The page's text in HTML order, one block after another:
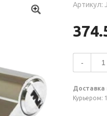
Артикул:
-
Доставка
Курьером: